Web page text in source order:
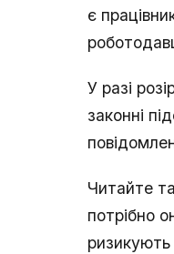
є
У разі
законні
Читайте
потрібно